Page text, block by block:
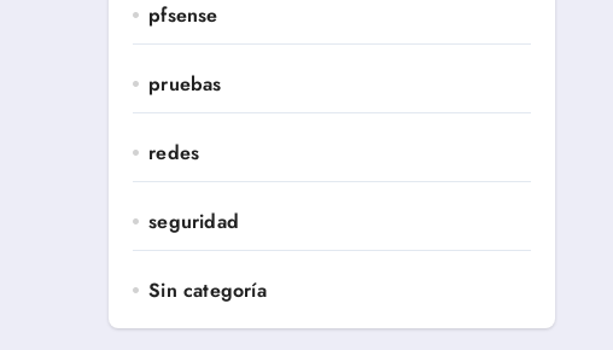
pfsense
pruebas
redes
seguridad
Sin categoría